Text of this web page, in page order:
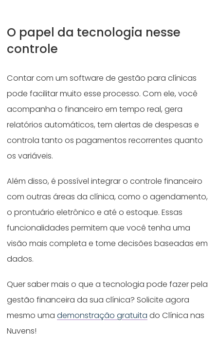
O papel da tecnologia nesse
controle
Contar com um software de gestão para clínicas
pode facilitar muito esse processo. Com ele, você
acompanha o financeiro em tempo real, gera
relatórios automáticos, tem alertas de despesas e
controla tanto os pagamentos recorrentes quanto
os variáveis.
Além disso, é possível integrar o controle financeiro
com outras áreas da clínica, como o agendamento,
o prontuário eletrônico e até o estoque. Essas
funcionalidades permitem que você tenha uma
visão mais completa e tome decisões baseadas em
dados.
Quer saber mais o que a tecnologia pode fazer pela
gestão financeira da sua clínica? Solicite agora
mesmo umademonstração gratuita do Clínica nas
Nuvens!